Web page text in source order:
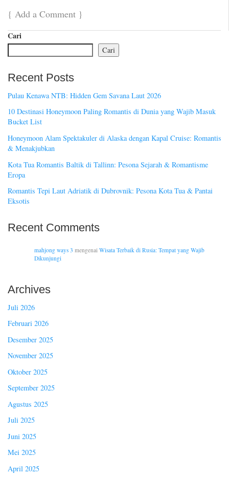
{ Add a Comment }
Cari
Cari
Recent Posts
Pulau Kenawa NTB: Hidden Gem Savana Laut 2026
10 Destinasi Honeymoon Paling Romantis di Dunia yang Wajib Masuk
Bucket List
Honeymoon Alam Spektakuler di Alaska dengan Kapal Cruise: Romantis
& Menakjubkan
Kota Tua Romantis Baltik di Tallinn: Pesona Sejarah & Romantisme
Eropa
Romantis Tepi Laut Adriatik di Dubrovnik: Pesona Kota Tua & Pantai
Eksotis
Recent Comments
mahjong ways 3 mengenai Wisata Terbaik di Rusia: Tempat yang Wajib
Dikunjungi
Archives
Juli 2026
Februari 2026
Desember 2025
November 2025
Oktober 2025
September 2025
Agustus 2025
Juli 2025
Juni 2025
Mei 2025
April 2025